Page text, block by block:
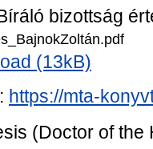
bizottság
(13kB)
https://mta-
(Doctor of the